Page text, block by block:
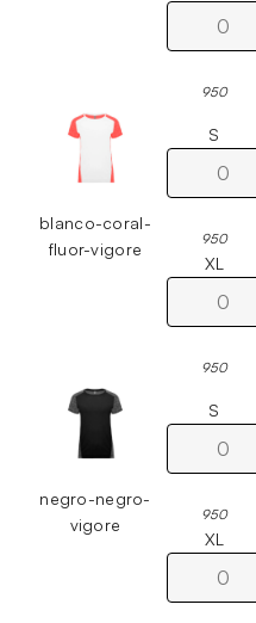
950
blanco-coral-
fluor-vigore
S
950
XL
950
negro-negro-
vigore
S
950
XL